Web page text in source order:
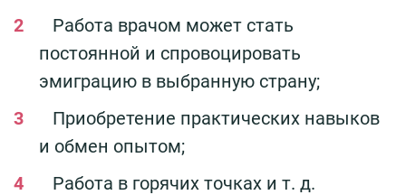
Работа врачом может стать
постоянной и спровоцировать
эмиграцию в выбранную страну;
Приобретение практических навыков
и обмен опытом;
Работа в горячих точках и т. д.